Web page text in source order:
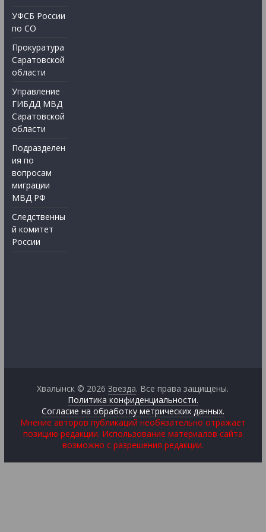
УФСБ России
по СО
Прокуратура
Саратовской
области
Управление
ГИБДД МВД
Саратовской
области
Подразделен
ия по
вопросам
миграции
МВД РФ
Следственны
й комитет
России
Хвалынск © 2026Звезда. Все права защищены.
Политика конфиденциальности.
Согласие на обработку метрических данных.
Мнение авторов публикаций необязательно отражает
позицию редакции. Использование материалов сайта
возможно с разрешения редакции.